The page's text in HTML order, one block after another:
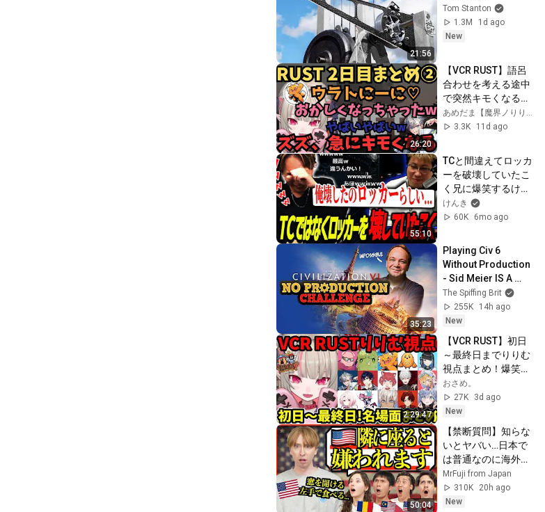
21:56
Tom Stanton
1.3M
1d ago
New
26:20
【VCR RUST】語呂
合わせを考える途中
で突然キモくなるズ
ズに困惑する魔界ノ
りりむRUST2日目ま
じ/切り抜き】
3.3K
11d ago
55:10
TCと間違えてロッカ
ーを破壊していたこ
く兄に爆笑するけん
き【ファン太/こく
兄/けんき切り抜
GUTITUBO
TAKEOVER】
けんき
60K
6mo ago
35:23
Playing Civ 6
Without Production
- Sid Meier IS A
PERFECTLY
BALANCED GAME
DESIGNER WITH  NO
EXPLOITS
The Spiffing Brit
255K
14h ago
New
2:29:47
【VCR RUST】初日
～最終日までりりむ
視点まとめ！爆笑・
感動の名場面だら
け！【魔界ノりり
む/葛葉/ぐちつぼ/ズ
ズ/おおはらMEN/椎
名唯華/エクス・ア
ルビオ/赤見かるび/
切り抜き】【にじさ
んじ】
おさめ。
27K
3d ago
New
50:04
【禁断質問】知らな
いとヤバい…日本で
は普通なのに海外で
はNGな行動
MrFuji from Japan
310K
20h ago
New